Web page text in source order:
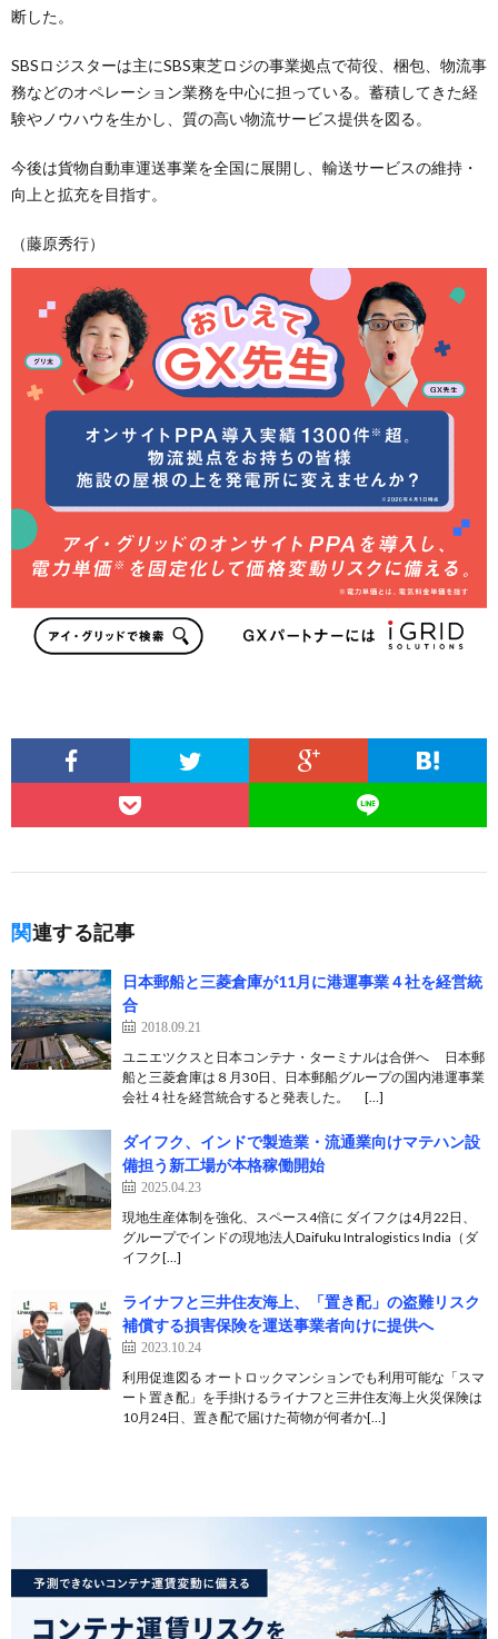
断した。
SBSロジスターは主にSBS東芝ロジの事業拠点で荷役、梱包、物流事
務などのオペレーション業務を中心に担っている。蓄積してきた経
験やノウハウを生かし、質の高い物流サービス提供を図る。
今後は貨物自動車運送事業を全国に展開し、輸送サービスの維持・
向上と拡充を目指す。
（藤原秀行）
関連する記事
日本郵船と三菱倉庫が11月に港運事業４社を経営統
合
2018.09.21
ユニエツクスと日本コンテナ・ターミナルは合併へ 日本郵
船と三菱倉庫は８月30日、日本郵船グループの国内港運事業
会社４社を経営統合すると発表した。 […]
ダイフク、インドで製造業・流通業向けマテハン設
備担う新工場が本格稼働開始
2025.04.23
現地生産体制を強化、スペース4倍に ダイフクは4月22日、
グループでインドの現地法人Daifuku Intralogistics India（ダ
イフク[…]
ライナフと三井住友海上、「置き配」の盗難リスク
補償する損害保険を運送事業者向けに提供へ
2023.10.24
利用促進図る オートロックマンションでも利用可能な「スマ
ート置き配」を手掛けるライナフと三井住友海上火災保険は
10月24日、置き配で届けた荷物が何者か[…]